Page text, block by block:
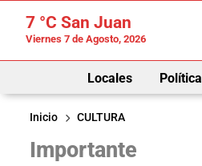
7 °C San Juan
Viernes 7 de Agosto, 2026
Locales Política
Inicio
CULTURA
Importante